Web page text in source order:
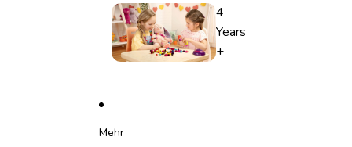
4
Years
+
Mehr